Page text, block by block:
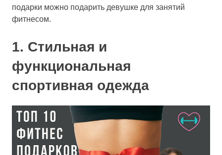
подарки можно подарить девушке для занятий
фитнесом.
1. Стильная и
функциональная
спортивная одежда